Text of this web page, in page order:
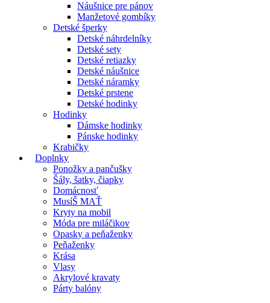
Náušnice pre pánov
Manžetové gombíky
Detské šperky
Detské náhrdelníky
Detské sety
Detské retiazky
Detské náušnice
Detské náramky
Detské prstene
Detské hodinky
Hodinky
Dámske hodinky
Pánske hodinky
Krabičky
Doplnky
Ponožky a pančušky
Šály, šatky, čiapky
Domácnosť
MusíŠ MAŤ
Kryty na mobil
Móda pre miláčikov
Opasky a peňaženky
Peňaženky
Krása
Vlasy
Akrylové kravaty
Párty balóny